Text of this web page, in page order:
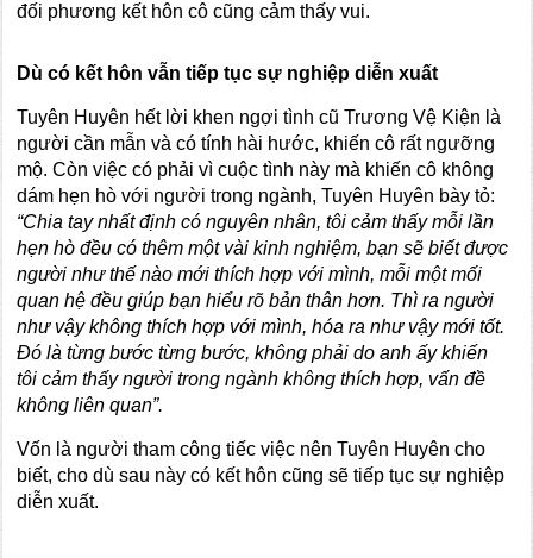
đối phương kết hôn cô cũng cảm thấy vui.
Dù có kết hôn vẫn tiếp tục sự nghiệp diễn xuất
Tuyên Huyên hết lời khen ngợi tình cũ Trương Vệ Kiện là
người cần mẫn và có tính hài hước, khiến cô rất ngưỡng
mộ. Còn việc có phải vì cuộc tình này mà khiến cô không
dám hẹn hò với người trong ngành, Tuyên Huyên bày tỏ:
“Chia tay nhất định có nguyên nhân, tôi cảm thấy mỗi lần
hẹn hò đều có thêm một vài kinh nghiệm, bạn sẽ biết được
người như thế nào mới thích hợp với mình, mỗi một mối
quan hệ đều giúp bạn hiểu rõ bản thân hơn. Thì ra người
như vậy không thích hợp với mình, hóa ra như vậy mới tốt.
Đó là từng bước từng bước, không phải do anh ấy khiến
tôi cảm thấy người trong ngành không thích hợp, vấn đề
không liên quan”.
Vốn là người tham công tiếc việc nên Tuyên Huyên cho
biết, cho dù sau này có kết hôn cũng sẽ tiếp tục sự nghiệp
diễn xuất.